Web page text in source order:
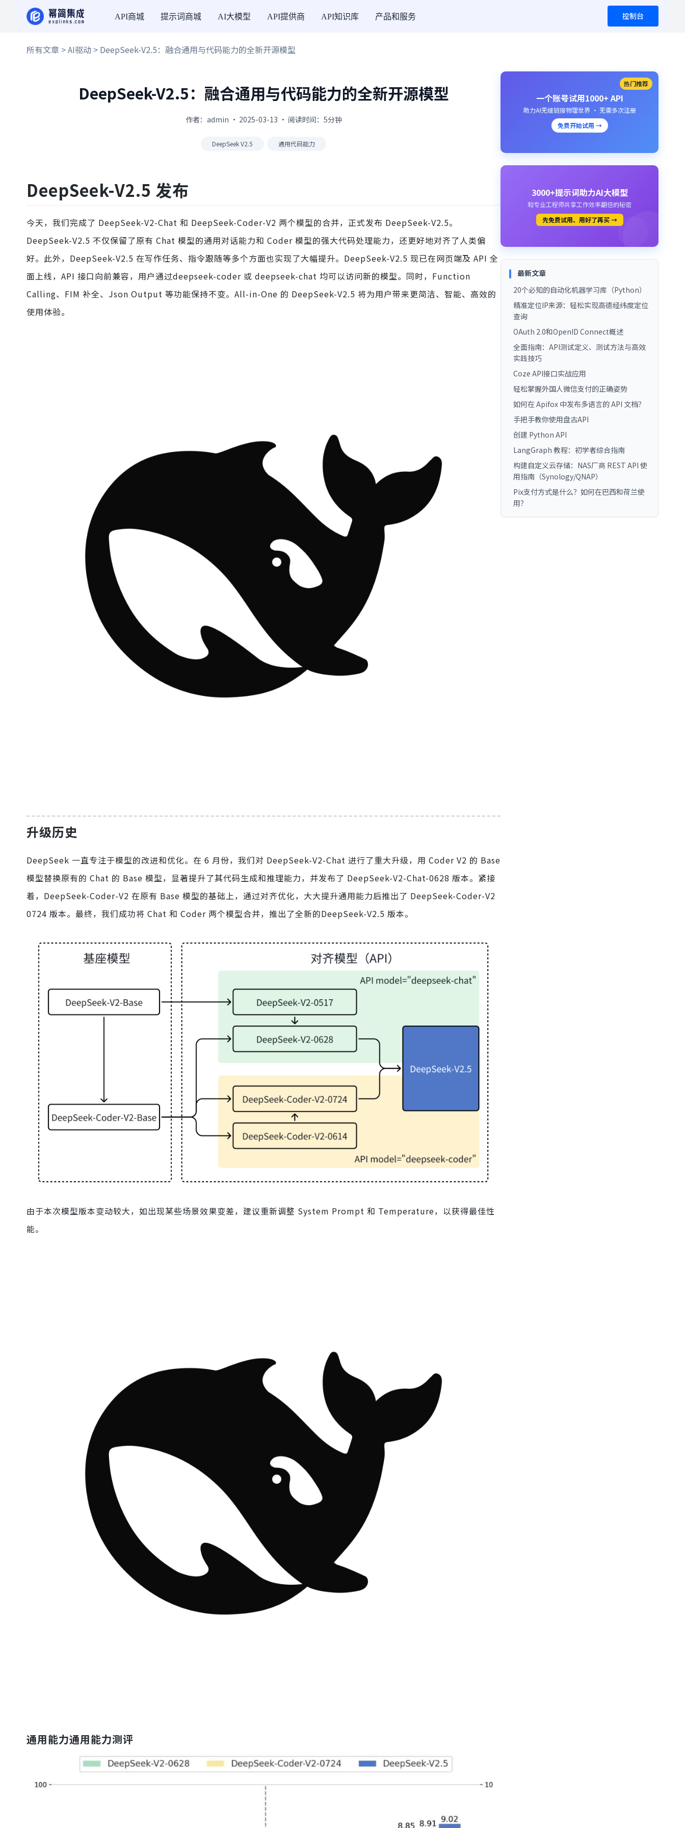
API商城 提示词商城 AI大模型 API提供商 API知识库 产品和服务 控制台
所有文章 >AI驱动 > DeepSeek-V2.5：融合通用与代码能力的全新开源模型
DeepSeek-V2.5：融合通用与代码能力的全新开源模型
作者：admin · 2025-03-13 · 阅读时间：5分钟
DeepSeek V2.5 通用代码能力
DeepSeek-V2.5 发布
今天，我们完成了 DeepSeek-V2-Chat 和 DeepSeek-Coder-V2 两个模型的合并，正式发布 DeepSeek-V2.5。
DeepSeek-V2.5 不仅保留了原有 Chat 模型的通用对话能力和 Coder 模型的强大代码处理能力，还更好地对齐了人类偏
好。此外，DeepSeek-V2.5 在写作任务、指令跟随等多个方面也实现了大幅提升。DeepSeek-V2.5 现已在网页端及 API 全
面上线，API 接口向前兼容，用户通过deepseek-coder 或 deepseek-chat 均可以访问新的模型。同时，Function
Calling、FIM 补全、Json Output 等功能保持不变。All-in-One 的 DeepSeek-V2.5 将为用户带来更简洁、智能、高效的
使用体验。
升级历史
DeepSeek 一直专注于模型的改进和优化。在 6 月份，我们对 DeepSeek-V2-Chat 进行了重大升级，用 Coder V2 的 Base
模型替换原有的 Chat 的 Base 模型，显著提升了其代码生成和推理能力，并发布了 DeepSeek-V2-Chat-0628 版本。紧接
着，DeepSeek-Coder-V2 在原有 Base 模型的基础上，通过对齐优化，大大提升通用能力后推出了 DeepSeek-Coder-V2
0724 版本。最终，我们成功将 Chat 和 Coder 两个模型合并，推出了全新的DeepSeek-V2.5 版本。
由于本次模型版本变动较大，如出现某些场景效果变差，建议重新调整 System Prompt 和 Temperature，以获得最佳性
能。
通用能力通用能力测评
热门推荐
一个账号试用1000+ API
助力AI无缝链接物理世界 · 无需多次注册
免费开始试用 →
3000+提示词助力AI大模型
和专业工程师共享工作效率翻倍的秘密
先免费试用、用好了再买 →
最新文章
20个必知的自动化机器学习库（Python）
精准定位IP来源：轻松实现高德经纬度定位
查询
OAuth 2.0和OpenID Connect概述
全面指南：API测试定义、测试方法与高效
实践技巧
Coze API接口实战应用
轻松掌握外国人微信支付的正确姿势
如何在 Apifox 中发布多语言的 API 文档？
手把手教你使用盘古API
创建 Python API
LangGraph 教程：初学者综合指南
构建自定义云存储：NAS厂商 REST API 使
用指南（Synology/QNAP）
Pix支付方式是什么？如何在巴西和荷兰使
用？